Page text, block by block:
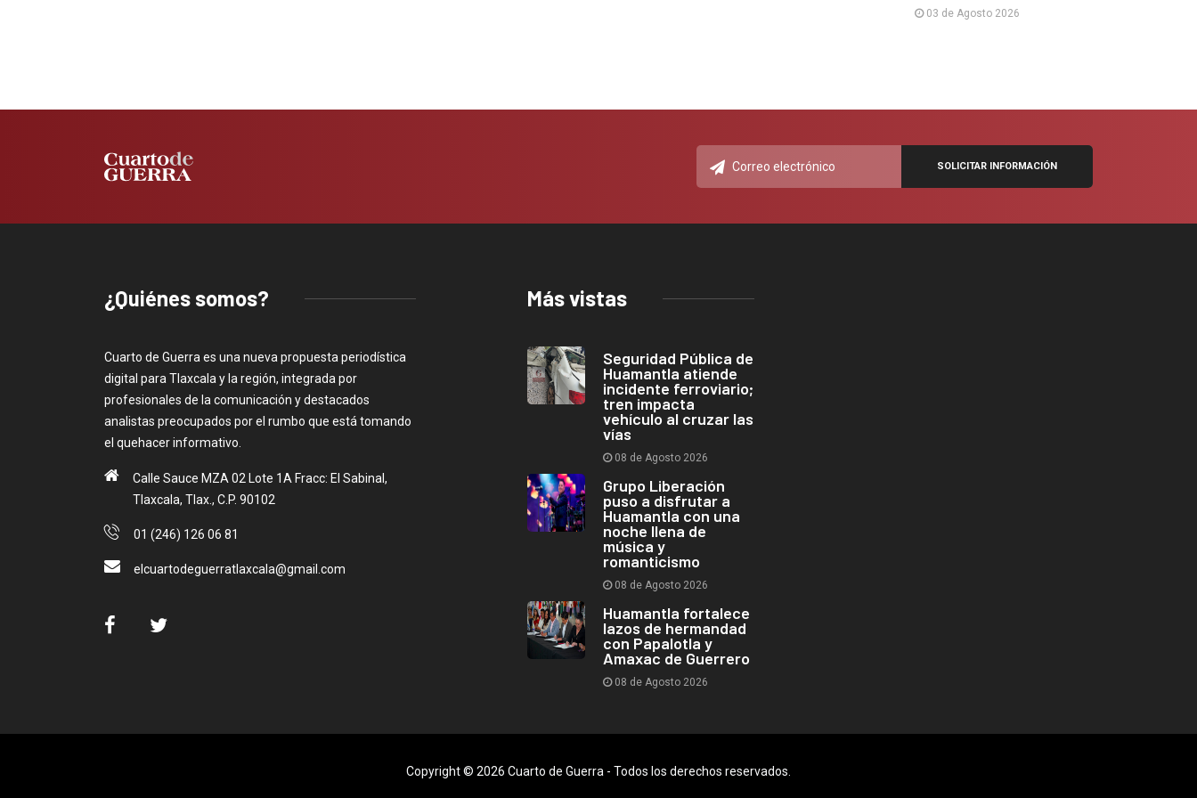
03 de Agosto 2026
¿Quiénes somos?
Cuarto de Guerra es una nueva propuesta periodística
digital para Tlaxcala y la región, integrada por
profesionales de la comunicación y destacados
analistas preocupados por el rumbo que está tomando
el quehacer informativo.
Calle Sauce MZA 02 Lote 1A Fracc: El Sabinal,
Tlaxcala, Tlax., C.P. 90102
01 (246) 126 06 81
elcuartodeguerratlaxcala@gmail.com
Más vistas
Seguridad Pública de
Huamantla atiende
incidente ferroviario;
tren impacta
vehículo al cruzar las
vías
08 de Agosto 2026
Grupo Liberación
puso a disfrutar a
Huamantla con una
noche llena de
música y
romanticismo
08 de Agosto 2026
Huamantla fortalece
lazos de hermandad
con Papalotla y
Amaxac de Guerrero
08 de Agosto 2026
Copyright © 2026 Cuarto de Guerra - Todos los derechos reservados.